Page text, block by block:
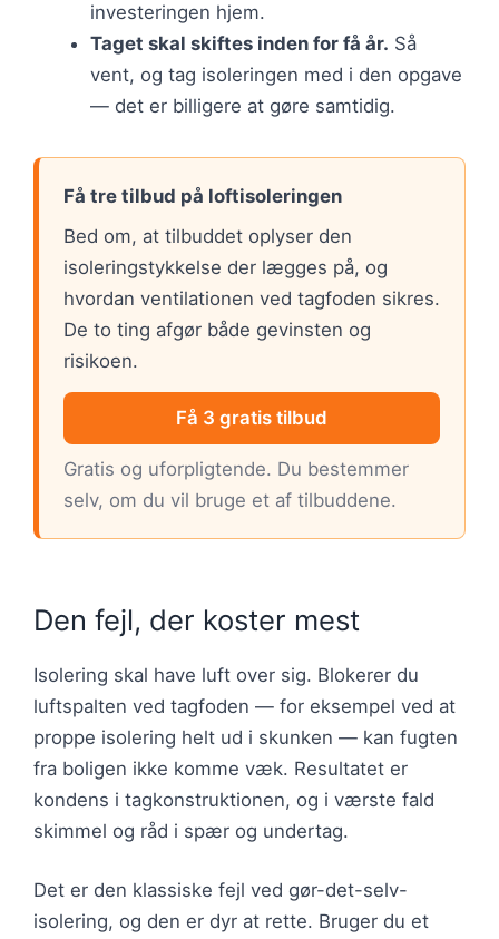
investeringen hjem.
Taget skal skiftes inden for få år. Så
vent, og tag isoleringen med i den opgave
— det er billigere at gøre samtidig.
Få tre tilbud på loftisoleringen
Bed om, at tilbuddet oplyser den
isoleringstykkelse der lægges på, og
hvordan ventilationen ved tagfoden sikres.
De to ting afgør både gevinsten og
risikoen.
Få 3 gratis tilbud
Gratis og uforpligtende. Du bestemmer
selv, om du vil bruge et af tilbuddene.
Den fejl, der koster mest
Isolering skal have luft over sig. Blokerer du
luftspalten ved tagfoden — for eksempel ved at
proppe isolering helt ud i skunken — kan fugten
fra boligen ikke komme væk. Resultatet er
kondens i tagkonstruktionen, og i værste fald
skimmel og råd i spær og undertag.
Det er den klassiske fejl ved gør-det-selv-
isolering, og den er dyr at rette. Bruger du et